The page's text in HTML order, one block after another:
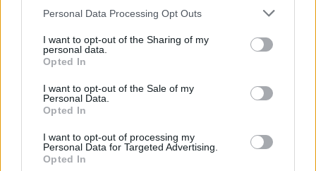
Personal Data Processing Opt Outs
I want to opt-out of the Sharing of my
personal data.
Opted In
I want to opt-out of the Sale of my
Personal Data.
Opted In
I want to opt-out of processing my
Personal Data for Targeted Advertising.
Opted In
hemoglobina. Od września bierze żelazo Ferum, wi...
wiktor305
Mam pytanie czy u dziecka (15 letniego) mozna leczyc
niedobor wzrostu metanabolem (metanabol 5mg)?